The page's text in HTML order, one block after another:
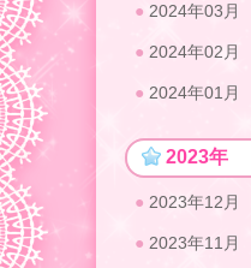
2024年03月
2024年02月
2024年01月
2023年
2023年12月
2023年11月